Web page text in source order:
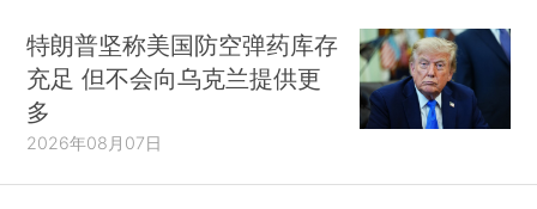
特朗普坚称美国防空弹药库存
充足 但不会向乌克兰提供更
多
2026年08月07日